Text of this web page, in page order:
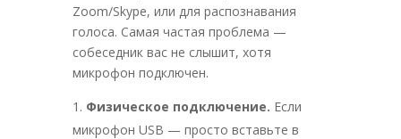
Zoom/Skype, или для распознавания
голоса. Самая частая проблема —
собеседник вас не слышит, хотя
микрофон подключен.
Физическое подключение. Если
микрофон USB — просто вставьте в